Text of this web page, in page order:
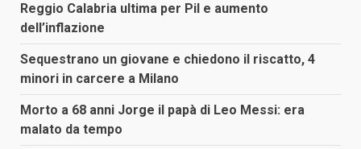
Reggio Calabria ultima per Pil e aumento
dell’inflazione
Sequestrano un giovane e chiedono il riscatto, 4
minori in carcere a Milano
Morto a 68 anni Jorge il papà di Leo Messi: era
malato da tempo